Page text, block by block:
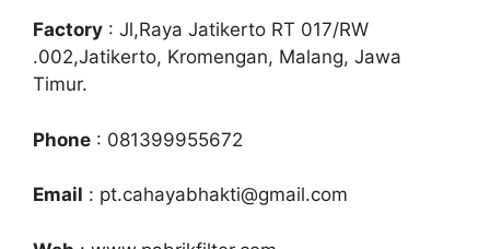
Factory : Jl,Raya Jatikerto RT 017/RW
.002,Jatikerto, Kromengan, Malang, Jawa
Timur.
Phone : 081399955672
Email : pt.cahayabhakti@gmail.com